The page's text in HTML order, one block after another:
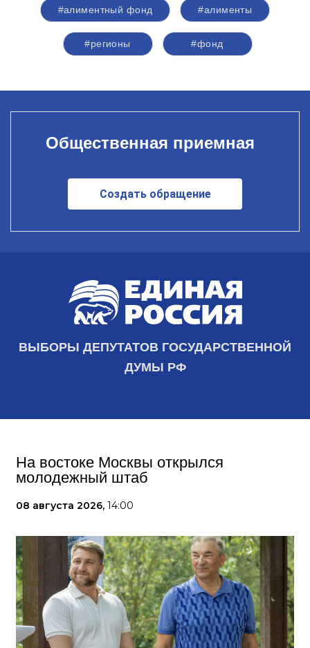
#алиментный фонд #алименты
#регионы #фонд
Общественная приемная
Создать обращение
ВЫБОРЫ ДЕПУТАТОВ ГОСУДАРСТВЕННОЙ
ДУМЫ РФ
На востоке Москвы открылся
молодежный штаб
08 августа 2026, 14:00